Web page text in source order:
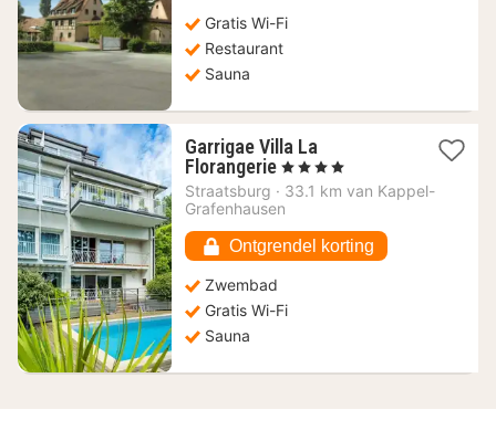
Gratis Wi-Fi
Restaurant
Sauna
Garrigae Villa La
Florangerie 1
nacht
vanaf
€
, 4 Sterren
Straatsburg · 33.1 km van Kappel-
Grafenhausen
Ontgrendel korting
Zwembad
Gratis Wi-Fi
Sauna